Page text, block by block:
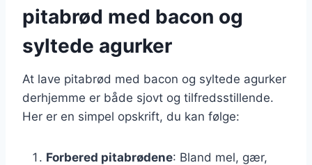
pitabrød med bacon og
syltede agurker
At lave pitabrød med bacon og syltede agurker
derhjemme er både sjovt og tilfredsstillende.
Her er en simpel opskrift, du kan følge:
Forbered pitabrødene: Bland mel, gær,